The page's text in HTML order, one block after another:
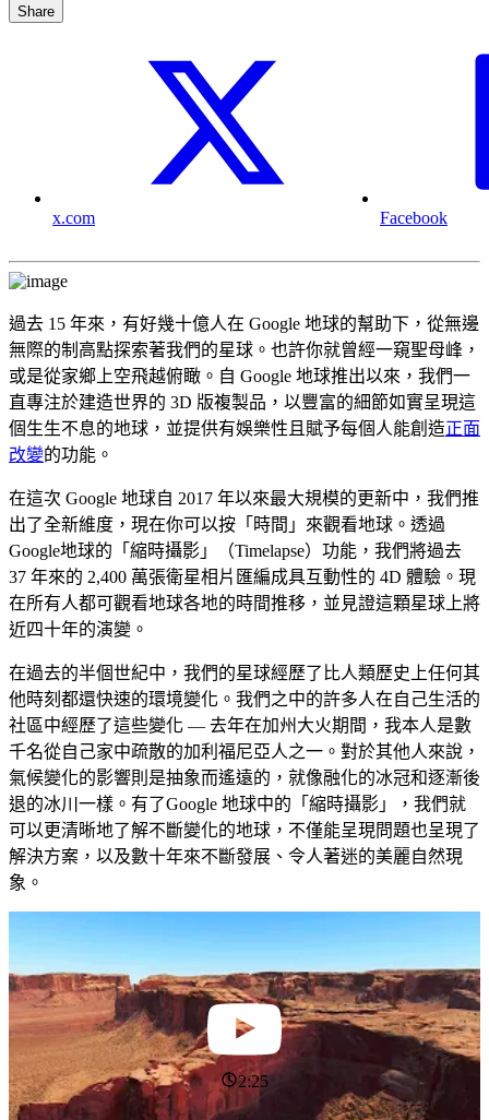
Share
x.com Facebook
過去 15 年來，有好幾十億人在 Google 地球的幫助下，從無邊
無際的制高點探索著我們的星球。也許你就曾經一窺聖母峰，
或是從家鄉上空飛越俯瞰。自 Google 地球推出以來，我們一
直專注於建造世界的 3D 版複製品，以豐富的細節如實呈現這
個生生不息的地球，並提供有娛樂性且賦予每個人能創造正面
改變的功能。
在這次 Google 地球自 2017 年以來最大規模的更新中，我們推
出了全新維度，現在你可以按「時間」來觀看地球。透過
Google地球的「縮時攝影」（Timelapse）功能，我們將過去
37 年來的 2,400 萬張衛星相片匯編成具互動性的 4D 體驗。現
在所有人都可觀看地球各地的時間推移，並見證這顆星球上將
近四十年的演變。
在過去的半個世紀中，我們的星球經歷了比人類歷史上任何其
他時刻都還快速的環境變化。我們之中的許多人在自己生活的
社區中經歷了這些變化 — 去年在加州大火期間，我本人是數
千名從自己家中疏散的加利福尼亞人之一。對於其他人來說，
氣候變化的影響則是抽象而遙遠的，就像融化的冰冠和逐漸後
退的冰川一樣。有了Google 地球中的「縮時攝影」，我們就
可以更清晰地了解不斷變化的地球，不僅能呈現問題也呈現了
解決方案，以及數十年來不斷發展、令人著迷的美麗自然現
象。
2:25